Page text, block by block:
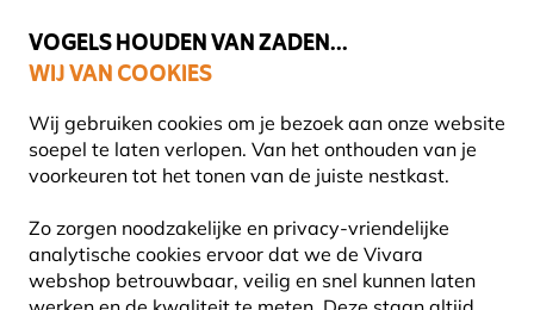
VOGELS HOUDEN VAN ZADEN...
WIJ VAN COOKIES
Wij gebruiken cookies om je bezoek aan onze website
soepel te laten verlopen. Van het onthouden van je
voorkeuren tot het tonen van de juiste nestkast.
Zo zorgen noodzakelijke en privacy-vriendelijke
analytische cookies ervoor dat we de Vivara
webshop betrouwbaar, veilig en snel kunnen laten
Uitstekend beoordeeld in 11 landen
Gratis thuisbezorgd vanaf €49
VACATURES BIJ VIVARA